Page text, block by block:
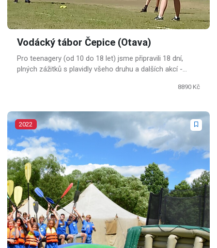
Vodácký tábor Čepice (Otava)
Pro teenagery (od 10 do 18 let) jsme připravili 18 dní,
plných zážitků s plavidly všeho druhu a dalších akcí -
8890 Kč
2022